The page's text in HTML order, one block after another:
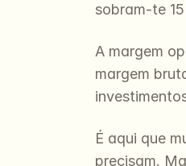
sobram-te
A margem
margem
É aqui que
precisam.